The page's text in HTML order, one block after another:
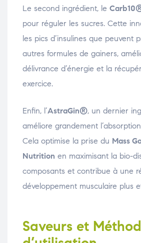
Le second ingrédient, le
pour réguler les sucres. Cette
les pics d’insulines que peuvent
autres formules de gainers,
délivrance d’énergie et la
exercice.
Enfin, l’AstraGin®, un dernier
améliore grandement
Cela optimise la prise du Mass
Nutrition en maximisant la bio-
composants et contribue à une
développement musculaire plus
Saveurs et